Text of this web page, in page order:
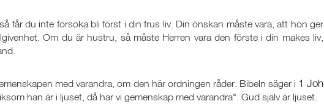
får du inte försöka bli först i din frus liv. Din önskan måste vara, att hon ger
Om du är hustru, så måste Herren vara den förste i din makes liv,
med varandra, om den här ordningen råder. Bibeln säger i 1 Joh
han är i ljuset, då har vi gemenskap med varandra". Gud själv är ljuset.